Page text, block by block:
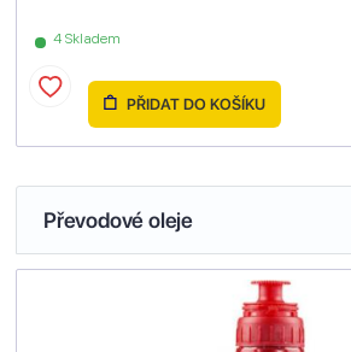
4 Skladem
PŘIDAT DO KOŠÍKU
Převodové oleje